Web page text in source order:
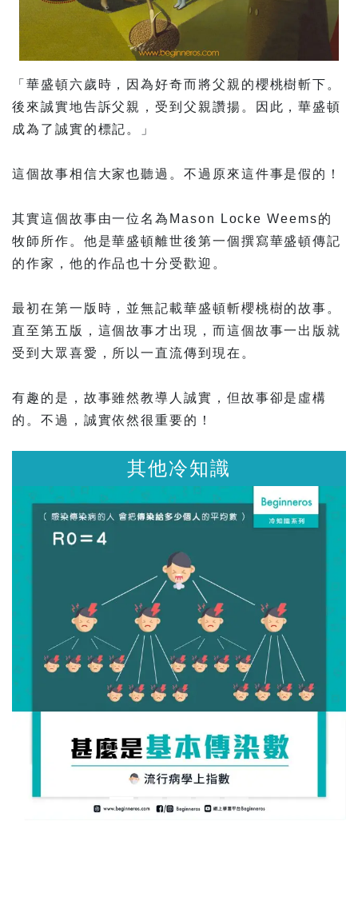
「華盛頓六歲時，因為好奇而將父親的櫻桃樹斬下。
後來誠實地告訴父親，受到父親讚揚。因此，華盛頓
成為了誠實的標記。」
這個故事相信大家也聽過。不過原來這件事是假的！
其實這個故事由一位名為Mason Locke Weems的
牧師所作。他是華盛頓離世後第一個撰寫華盛頓傳記
的作家，他的作品也十分受歡迎。
最初在第一版時，並無記載華盛頓斬櫻桃樹的故事。
直至第五版，這個故事才出現，而這個故事一出版就
受到大眾喜愛，所以一直流傳到現在。
有趣的是，故事雖然教導人誠實，但故事卻是虛構
的。不過，誠實依然很重要的！
其他冷知識